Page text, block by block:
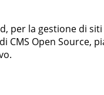
per la gestione di
CMS Open